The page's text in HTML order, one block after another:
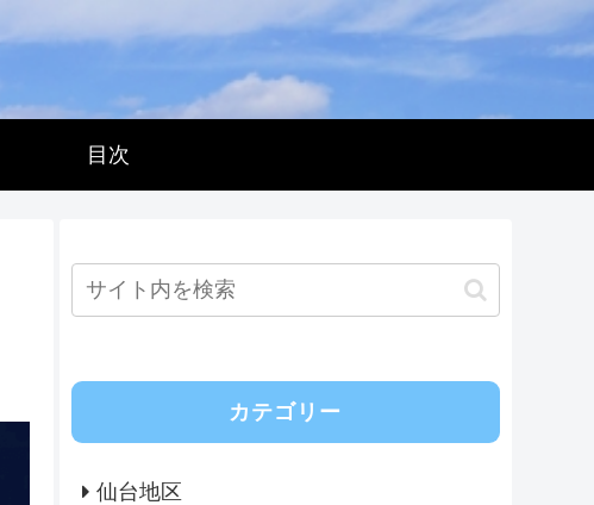
目次
カテゴリー
仙台地区